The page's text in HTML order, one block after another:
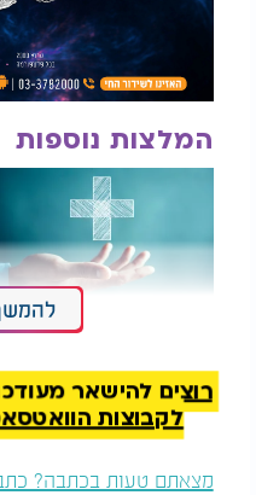
המלצות נוספות
להוסיף זה תמיד טוב?
רוצים להישאר
לקבוצות הוואטסאפ של
מצאתם טעות בכתבה?